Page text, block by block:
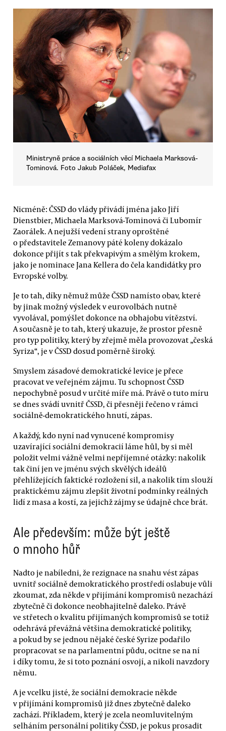
Ministryně práce a sociálních věcí Michaela Marksová-
Tominová. Foto Jakub Poláček, Mediafax
Nicméně: ČSSD do vlády přivádí jména jako Jiří
Dienstbier, Michaela Marksová-Tominová či Lubomír
Zaorálek. A nejužší vedení strany oproštěné
o představitele Zemanovy páté koleny dokázalo
dokonce přijít s tak překvapivým a smělým krokem,
jako je nominace Jana Kellera do čela kandidátky pro
Evropské volby.
Je to tah, díky němuž může ČSSD namísto obav, které
by jinak možný výsledek v eurovolbách nutně
vyvolával, pomýšlet dokonce na obhajobu vítězství.
A současně je to tah, který ukazuje, že prostor přesně
pro typ politiky, který by zřejmě měla provozovat „česká
Syriza“, je v ČSSD dosud poměrně široký.
Smyslem zásadové demokratické levice je přece
pracovat ve veřejném zájmu. Tu schopnost ČSSD
nepochybně posud v určité míře má. Právě o tuto míru
se dnes svádí uvnitř ČSSD, či přesněji řečeno v rámci
sociálně-demokratického hnutí, zápas.
A každý, kdo nyní nad vynucené kompromisy
uzavírající sociální demokracií láme hůl, by si měl
položit velmi vážně velmi nepříjemné otázky: nakolik
tak činí jen ve jménu svých skvělých ideálů
přehlížejících faktické rozložení sil, a nakolik tím slouží
praktickému zájmu zlepšit životní podmínky reálných
lidí z masa a kostí, za jejichž zájmy se údajně chce brát.
Ale především: může být ještě
o mnoho hůř
Nadto je nabíledni, že rezignace na snahu vést zápas
uvnitř sociálně demokratického prostředí oslabuje vůli
zkoumat, zda někde v přijímání kompromisů nezachází
zbytečně či dokonce neobhajitelně daleko. Právě
ve střetech o kvalitu přijímaných kompromisů se totiž
odehrává převážná většina demokratické politiky,
a pokud by se jednou nějaké české Syrize podařilo
propracovat se na parlamentní půdu, ocitne se na ní
i díky tomu, že si toto poznání osvojí, a nikoli navzdory
němu.
A je vcelku jisté, že sociální demokracie někde
v přijímání kompromisů již dnes zbytečně daleko
zachází. Příkladem, který je zcela neomluvitelným
selháním personální politiky ČSSD, je pokus prosadit